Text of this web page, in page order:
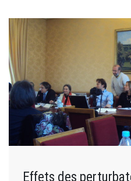
Effets des